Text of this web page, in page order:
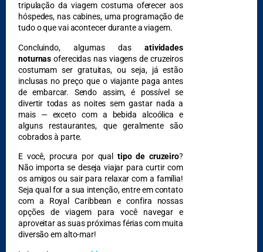
tripulação da viagem costuma oferecer aos
hóspedes, nas cabines, uma programação de
tudo o que vai acontecer durante a viagem.
Concluindo, algumas das atividades
noturnas oferecidas nas viagens de cruzeiros
costumam ser gratuitas, ou seja, já estão
inclusas no preço que o viajante paga antes
de embarcar. Sendo assim, é possível se
divertir todas as noites sem gastar nada a
mais — exceto com a bebida alcoólica e
alguns restaurantes, que geralmente são
cobrados à parte.
E você, procura por qual tipo de cruzeiro?
Não importa se deseja viajar para curtir com
os amigos ou sair para relaxar com a família!
Seja qual for a sua intenção, entre em contato
com a Royal Caribbean e confira nossas
opções de viagem para você navegar e
aproveitar as suas próximas férias com muita
diversão em alto-mar!